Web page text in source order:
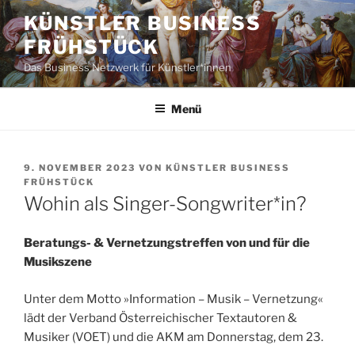
Zum
Inhalt
springen
KÜNSTLER BUSINESS
FRÜHSTÜCK
Das Business Netzwerk für Künstler*innen
Menü
VERÖFFENTLICHT
AM
9. NOVEMBER 2023 VON KÜNSTLER BUSINESS
FRÜHSTÜCK
Wohin als Singer-Songwriter*in?
Beratungs- & Vernetzungstreffen von und für die
Musikszene
Unter dem Motto »Information – Musik – Vernetzung«
lädt der Verband Österreichischer Textautoren &
Musiker (VOET) und die AKM am Donnerstag, dem 23.